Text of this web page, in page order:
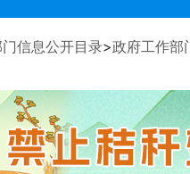
信息公开目录>政府工作部